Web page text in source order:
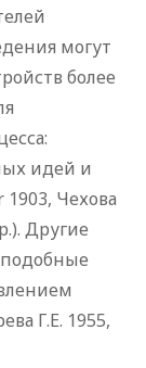
могут
более
идей и
Чехова
Другие
Г.Е. 1955,